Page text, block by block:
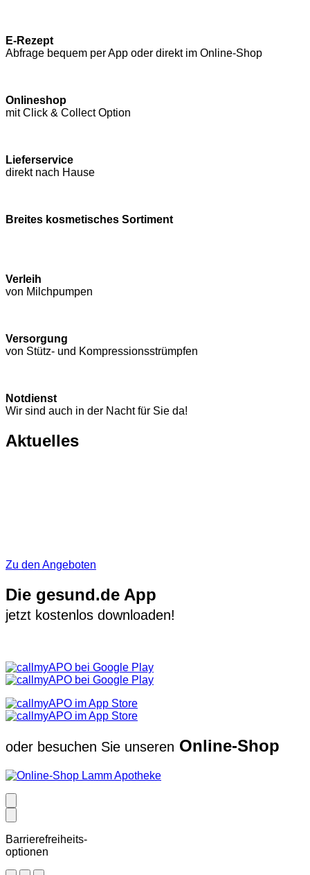
E-Rezept
Abfrage bequem per App oder direkt im Online-Shop
Onlineshop
mit Click & Collect Option
Lieferservice
direkt nach Hause
Breites kosmetisches Sortiment
Verleih
von Milchpumpen
Versorgung
von Stütz- und Kompressions­strümpfen
Notdienst
Wir sind auch in der Nacht für Sie da!
Aktuelles
Zu den Angeboten
Die gesund.de App
jetzt kostenlos downloaden!
oder besuchen Sie unseren Online-Shop
Barrierefreiheits-
optionen